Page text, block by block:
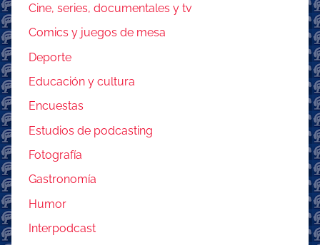
Cine, series, documentales y tv
Comics y juegos de mesa
Deporte
Educación y cultura
Encuestas
Estudios de podcasting
Fotografía
Gastronomía
Humor
Interpodcast